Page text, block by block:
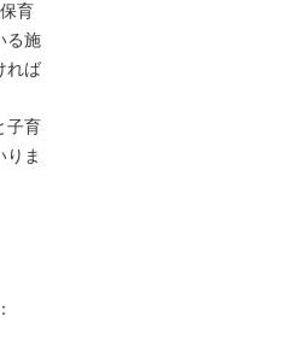
育
る施
れば
子育
りま